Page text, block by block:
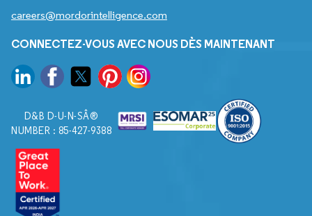
careers@mordorintelligence.com
CONNECTEZ-VOUS AVEC NOUS DÈS MAINTENANT
D&B D-U-N-SÂ®
NUMBER : 85-427-9388